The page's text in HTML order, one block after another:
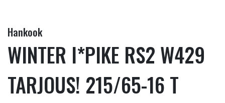
Hankook
WINTER I*PIKE RS2 W429
TARJOUS! 215/65-16 T